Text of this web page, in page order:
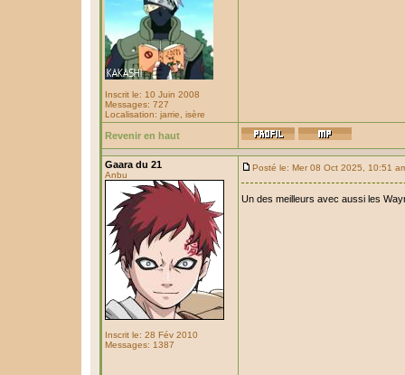
Inscrit le: 10 Juin 2008
Messages: 727
Localisation: jarrie, isère
Revenir en haut
Gaara du 21
Anbu
Inscrit le: 28 Fév 2010
Messages: 1387
Posté le: Mer 08 Oct 2025, 10:51
Un des meilleurs avec aussi les